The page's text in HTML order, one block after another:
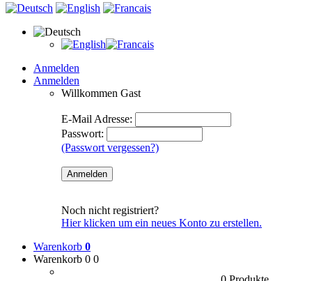
Anmelden
Anmelden
Willkommen Gast
E-Mail Adresse:
Passwort:
(Passwort vergessen?)
Noch nicht registriert?
Hier klicken um ein neues Konto zu erstellen.
Warenkorb 0
Warenkorb 0 0